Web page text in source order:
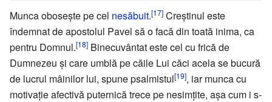
Munca obosește pe cel nesăbuit.[17] Creștinul este
îndemnat de apostolul Pavel să o facă din toată inima, ca
pentru Domnul.[18] Binecuvântat este cel cu frică de
Dumnezeu și care umblă pe căile Lui căci acela se bucură
de lucrul mâinilor lui, spune psalmistul[19], iar munca cu
motivație afectivă puternică trece pe nesimțite, așa cum i s-